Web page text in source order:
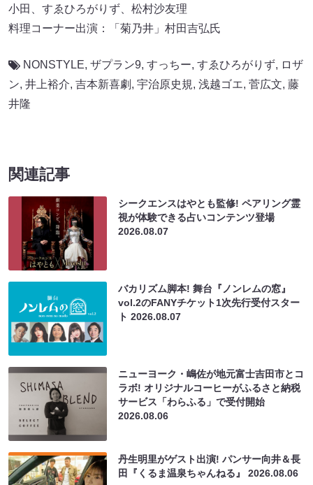
小田、すゑひろがりず、松村沙友理
料理コーナー出演：「菊乃井」村田吉弘氏
NONSTYLE, ザプラン9, すっちー, すゑひろがりず, ロザ
ン, 井上裕介, 吉本新喜劇 , 宇治原史規, 浅越ゴエ, 菅広文, 藤
井隆
関連記事
シークエンスはやとも監修! ペアリング霊
視が体験できる占いコンテンツ登場
2026.08.07
バカリズム脚本! 舞台『ノンレムの窓』
vol.2のFANYチケット1次先行受付スター
ト2026.08.07
ニューヨーク・嶋佐が地元富士吉田市とコ
ラボ! オリジナルコーヒーがふるさと納税
サービス「わらふる」で受付開始
2026.08.06
丹生明里がゲスト出演! パンサー向井＆長
田『くるま温泉ちゃんねる』2026.08.06